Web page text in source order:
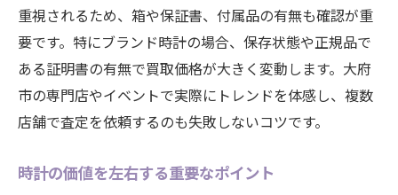
重視されるため、箱や保証書、付属品の有無も確認が重
要です。特にブランド時計の場合、保存状態や正規品で
ある証明書の有無で買取価格が大きく変動します。大府
市の専門店やイベントで実際にトレンドを体感し、複数
店舗で査定を依頼するのも失敗しないコツです。
時計の価値を左右する重要なポイント